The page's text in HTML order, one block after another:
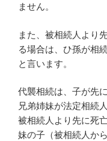
ません。
また、被相続人より
る場合は、ひ孫が相
と言います。
代襲相続は、子が先
兄弟姉妹が法定相続
被相続人より先に死
妹の子（被相続人か